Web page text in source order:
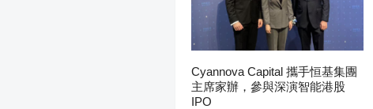
Cyannova Capital 攜手恒基集團
主席家辦，參與深演智能港股
IPO